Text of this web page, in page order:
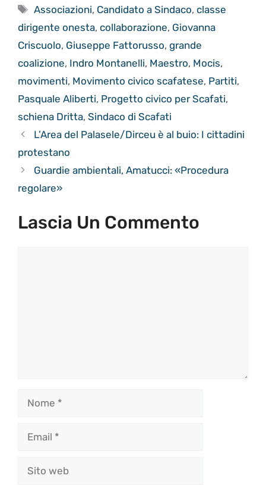
Tag
Associazioni, Candidato a Sindaco,classe
dirigente onesta, collaborazione, Giovanna
Criscuolo, Giuseppe Fattorusso, grande
coalizione, Indro Montanelli, Maestro, Mocis,
movimenti, Movimento civico scafatese, Partiti,
Pasquale Aliberti, Progetto civico per Scafati,
schiena Dritta, Sindaco di Scafati
L’Area del Palasele/Dirceu è al buio: I cittadini
protestano
Guardie ambientali, Amatucci: «Procedura
regolare»
Lascia Un Commento